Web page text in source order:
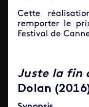
Cette
remporter le
Festival de
Juste la fin
Dolan